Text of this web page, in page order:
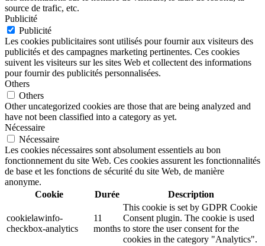
source de trafic, etc.
Publicité
Publicité
Les cookies publicitaires sont utilisés pour fournir aux visiteurs des
publicités et des campagnes marketing pertinentes. Ces cookies
suivent les visiteurs sur les sites Web et collectent des informations
pour fournir des publicités personnalisées.
Others
Others
Other uncategorized cookies are those that are being analyzed and
have not been classified into a category as yet.
Nécessaire
Nécessaire
Les cookies nécessaires sont absolument essentiels au bon
fonctionnement du site Web. Ces cookies assurent les fonctionnalités
de base et les fonctions de sécurité du site Web, de manière
anonyme.
Cookie
Durée Description
cookielawinfo-
checkbox-analytics
11
months
This cookie is set by GDPR Cookie
Consent plugin. The cookie is used
to store the user consent for the
cookies in the category "Analytics".